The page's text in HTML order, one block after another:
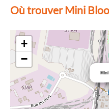
Où trouver Mini
+
−